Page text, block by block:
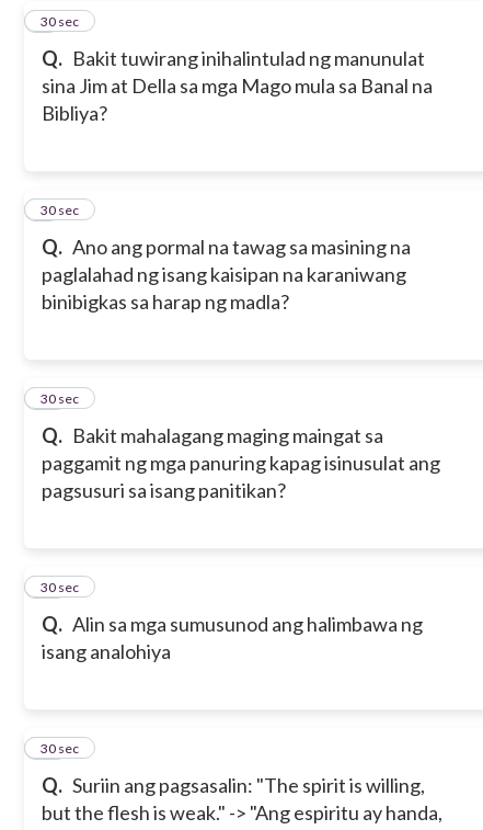
Q. Bakit tuwirang inihalintulad ng manunulat
sina Jim at Della sa mga Mago mula sa Banal na
Bibliya?
8
30 sec
Q. Ano ang pormal na tawag sa masining na
paglalahad ng isang kaisipan na karaniwang
binibigkas sa harap ng madla?
9
30 sec
Q. Bakit mahalagang maging maingat sa
paggamit ng mga panuring kapag isinusulat ang
pagsusuri sa isang panitikan?
10
30 sec
Q. Alin sa mga sumusunod ang halimbawa ng
isang analohiya
11
30 sec
Q. Suriin ang pagsasalin: "The spirit is willing,
but the flesh is weak." -> "Ang espiritu ay handa,
12
30 sec